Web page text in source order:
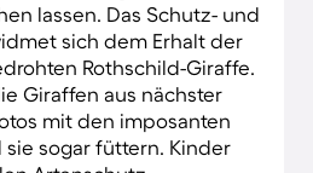
lassen. Das Schutz- und
sich dem Erhalt der
Rothschild-Giraffe.
Giraffen aus nächster
mit den imposanten
sogar füttern. Kinder